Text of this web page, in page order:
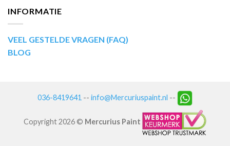
INFORMATIE
VEEL GESTELDE VRAGEN (FAQ)
BLOG
036-8419641 -- info@Mercuriuspaint.nl --
Copyright 2026 © Mercurius Paint